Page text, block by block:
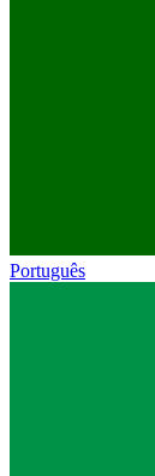
Português